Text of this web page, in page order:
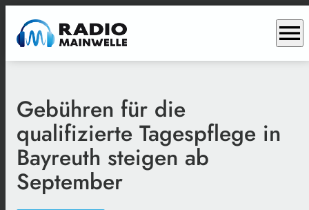
menu
Gebühren für die
qualifizierte Tagespflege in
Bayreuth steigen ab
September